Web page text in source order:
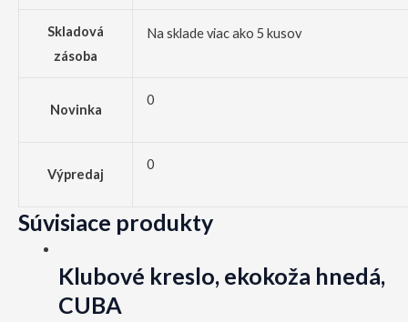
Skladová
zásoba
Na sklade viac ako 5 kusov
Novinka
0
Výpredaj
0
Súvisiace produkty
Klubové kreslo, ekokoža hnedá,
CUBA